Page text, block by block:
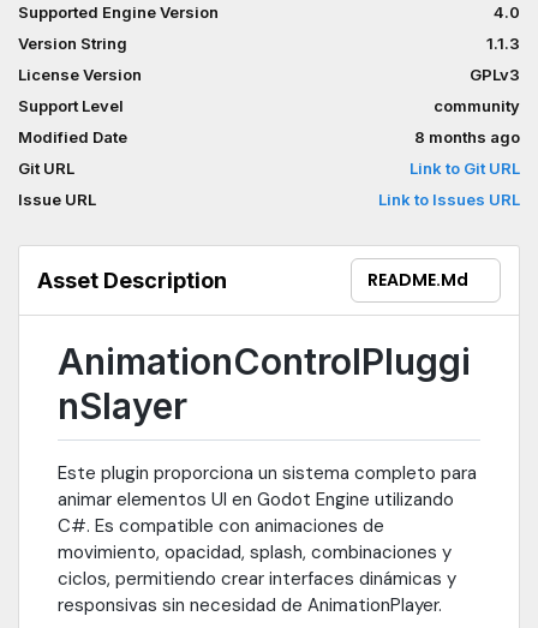
dinámicas y responsivas sin necesidad de AnimationPlayer.---
------------------------------This plugin provides a complete
system for animating UI elements in the Godot Engine using C#.
It supports motion, opacity, splash, blending, and looping
animations, allowing you to create dynamic and responsive
interfaces without needing AnimationPlayer.
Supported Engine Version
4.0
Version String
1.1.3
License Version
GPLv3
Support Level
community
Modified Date
8 months ago
Git URL
Link to Git URL
Issue URL
Link to Issues URL
Asset Description README.md
AnimationControlPluggi
nSlayer
Este plugin proporciona un sistema completo para
animar elementos UI en Godot Engine utilizando
C#. Es compatible con animaciones de
movimiento, opacidad, splash, combinaciones y
ciclos, permitiendo crear interfaces dinámicas y
responsivas sin necesidad de AnimationPlayer.